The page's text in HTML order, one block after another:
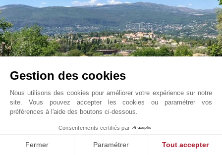
Mouans-Sartoux
Cote d'Azur, France
549 000 EUR
Gestion des cookies
Nous utilisons des cookies pour améliorer votre expérience sur notre
site. Vous pouvez accepter les cookies ou paramétrer vos
préférences à l'aide des boutons ci-dessous.
Consentements certifiés par
Fermer Paramétrer Tout accepter